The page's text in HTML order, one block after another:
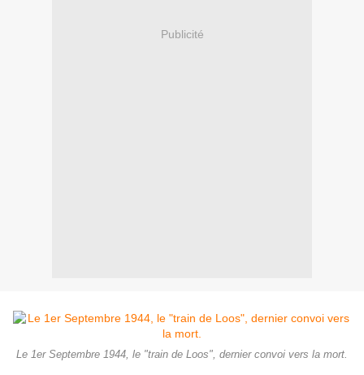
Publicité
Le 1er Septembre 1944, le "train de Loos", dernier convoi vers la mort.